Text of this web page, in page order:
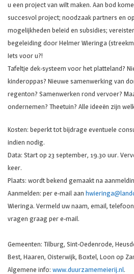
u een project van wilt maken. Aan bod
succesvol project; noodzaak partners en
mogelijkheden beleid en subsidies;
begeleiding door Helmer Wieringa
Iets voor u?!
Tafeltje dek-systeem voor het platteland?
kinderoppas? Nieuwe samenwerking van
regenton? Samenwerken rond vervoer?
ondernemen? Theetuin? Alle ideeën zijn
Kosten: beperkt tot bijdrage eventuele
indien nodig.
Data: Start op 23 september, 19.30 uur.
keer.
Plaats: wordt bekend gemaakt na
Aanmelden: per e-mail aan
Wieringa. Vermeld uw naam, email,
vragen graag per e-mail.
Gemeenten: Tilburg, Sint-Oedenrode,
Best, Haaren, Oisterwijk, Boxtel, Loon op
Algemene info: www.duurzamemeierij.nl.